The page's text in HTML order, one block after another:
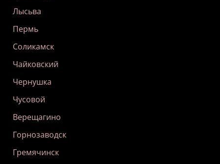
Лысьва
Пермь
Соликамск
Чайковский
Чернушка
Чусовой
Верещагино
Горнозаводск
Гремячинск